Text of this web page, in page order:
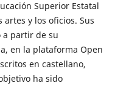
Superior Estatal
y los oficios. Sus
a partir de su
en la plataforma Open
en castellano,
ha sido